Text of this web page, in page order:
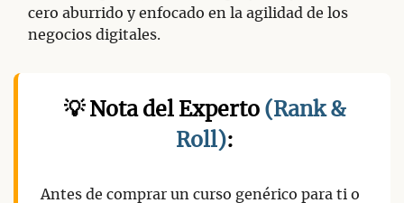
cero aburrido y enfocado en la agilidad de los
negocios digitales.
💡 Nota del Experto (Rank &
Roll):
Antes de comprar un curso genérico para ti o